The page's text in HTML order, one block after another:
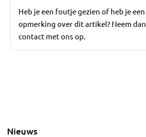
Heb je een foutje gezien of heb je een
opmerking over dit artikel? Neem dan
contact met ons op.
Nieuws